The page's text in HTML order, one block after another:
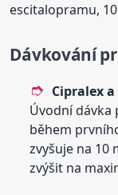
escitalopramu,
Dávkování
Cipralexa
Úvodní dávka
během
zvyšuje na 10
zvýšit na